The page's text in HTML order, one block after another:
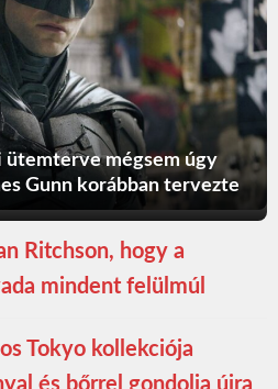
ütemterve mégsem úgy
Gunn korábban tervezte
Ritchson, hogy a
mindent felülmúl
Tokyo kollekciója
és bőrrel gondolja újra